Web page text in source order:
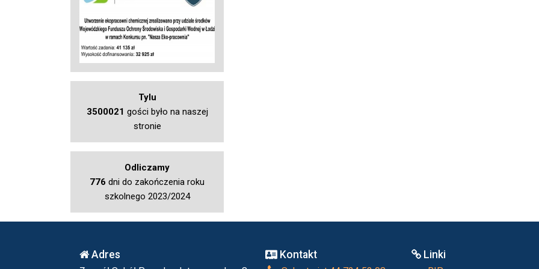
Tylu
3500021 gości było na naszej
stronie
Odliczamy
776 dni do zakończenia roku
szkolnego 2023/2024
Adres Kontakt Linki